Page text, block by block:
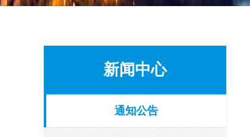
新闻中心
通知公告